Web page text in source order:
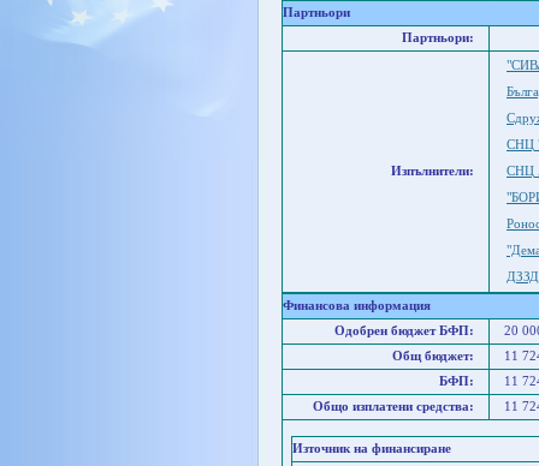
Партньори
Партньори:
Изпълнители:
СНЦ
СНЦ
Финансова информация
Одобрен бюджет БФП:
20
Общ бюджет:
11
БФП:
11
Общо изплатени средства:
11
Източник на финансиране